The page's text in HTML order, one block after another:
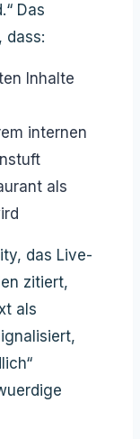
Das
dass:
Inhalte
internen
als
das Live-
zitiert,
als